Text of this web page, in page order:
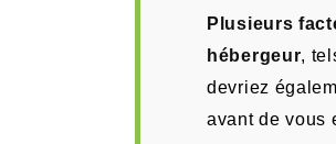
Plusieurs
hébergeur,
devriez
avant de vous